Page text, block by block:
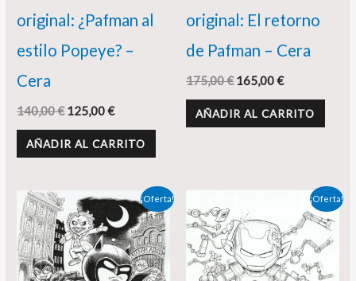
original: ¿Pafman al
estilo Popeye? –
Cera
140,00€ 125,00€
AÑADIR AL CARRITO
original: El retorno
de Pafman – Cera
175,00€ 165,00€
AÑADIR AL CARRITO
¡Oferta!
precio
original
era:
150,00 €.
El
precio
actual
es:
135,00 €.
¡Oferta!
precio
original
era:
110,00 €.
precio
actual
es:
95,00 €.